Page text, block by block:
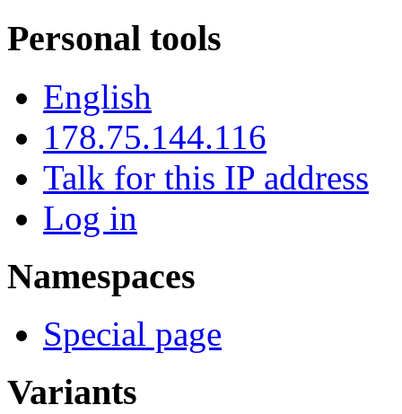
Personal tools
English
178.75.144.116
Talk for this IP address
Log in
Namespaces
Special page
Variants